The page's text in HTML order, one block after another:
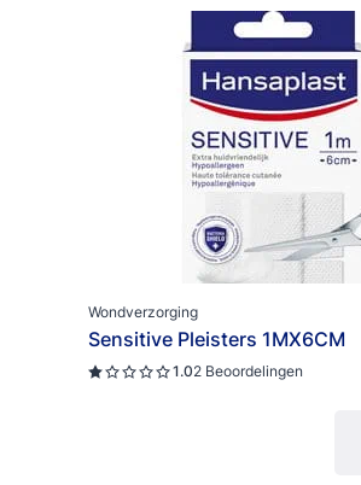
Wondverzorging
Sensitive Pleisters 1MX6CM
1.02 Beoordelingen